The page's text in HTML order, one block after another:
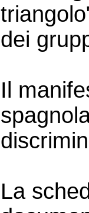
dei
Il
La